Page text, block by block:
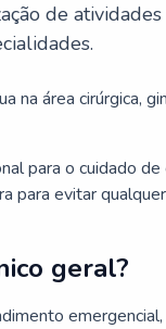
de atividades
na área cirúrgica,
para o cuidado de
para evitar
geral?